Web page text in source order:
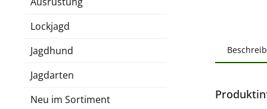
Lockjagd
Jagdhund
Jagdarten
Neu im Sortiment